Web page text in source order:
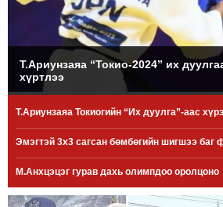
ENTERTAINMENT
БИЗНЕС
МЭДЭЭ
НИЙСЛЭЛ
ТАНИН
МЭДЭХҮЙ
ТЕХНОЛОГИ
ЭРДЭНЭТ
Т.Ариунзаяа “Токио-2024” их
хүртлээ
Т.Ариунзаяа Токиогийн “Их дуулга”-аас
Эмэгтэй 3x3 сагсан бөмбөгийн шигшээ баг
М.Анхцэцэг гурав дахь олимпдоо оролцоно